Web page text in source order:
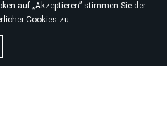
auf „Akzeptieren” stimmen Sie der
Cookies zu